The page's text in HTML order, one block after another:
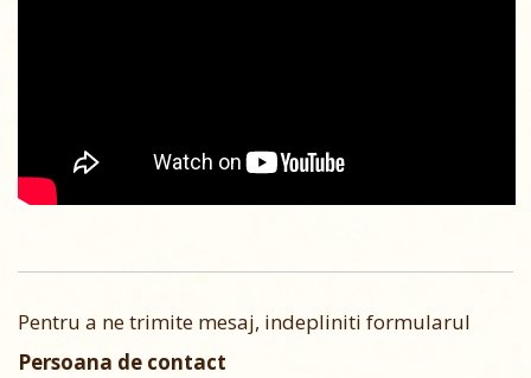
Pentru a ne trimite mesaj, indepliniti formularul
Persoana de contact